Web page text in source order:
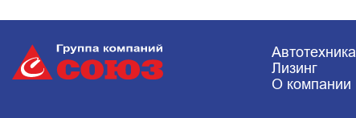
Автотехника
Лизинг
О компании